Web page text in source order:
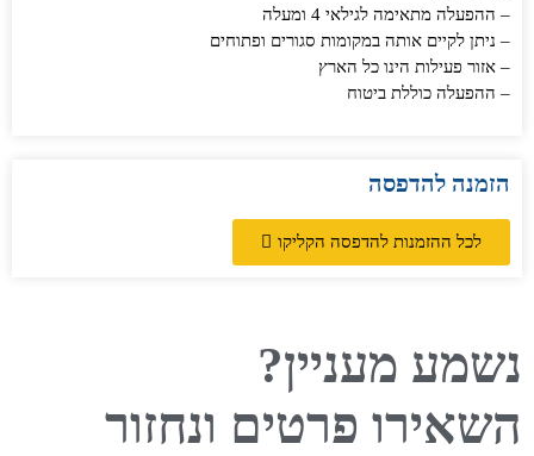
– ההפעלה מתאימה לגילאי 4 ומעלה
– ניתן לקיים אותה במקומות סגורים ופתוחים
– אזור פעילות הינו כל הארץ
– ההפעלה כוללת ביטוח
הזמנה להדפסה
לכל ההזמנות להדפסה הקליקו
נשמע מעניין?
השאירו פרטים ונחזור